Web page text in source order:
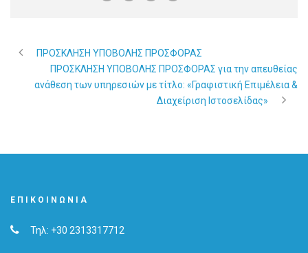
ΠΡΟΣΚΛΗΣΗ ΥΠΟΒΟΛΗΣ ΠΡΟΣΦΟΡΑΣ
ΠΡΟΣΚΛΗΣΗ ΥΠΟΒΟΛΗΣ ΠΡΟΣΦΟΡΑΣ για την απευθείας
ανάθεση των υπηρεσιών με τίτλο: «Γραφιστική Επιμέλεια &
Διαχείριση Ιστοσελίδας»
ΕΠΙΚΟΙΝΩΝΊΑ
Τηλ: +30 2313317712